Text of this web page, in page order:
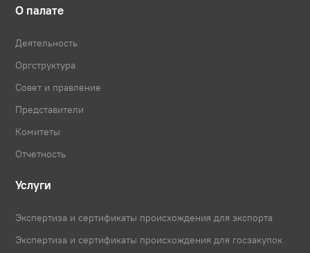
О палате
Деятельность
Оргструктура
Совет и правление
Представители
Комитеты
Отчетность
Услуги
Экспертиза и сертификаты происхождения для экспорта
Экспертиза и сертификаты происхождения для госзакупок